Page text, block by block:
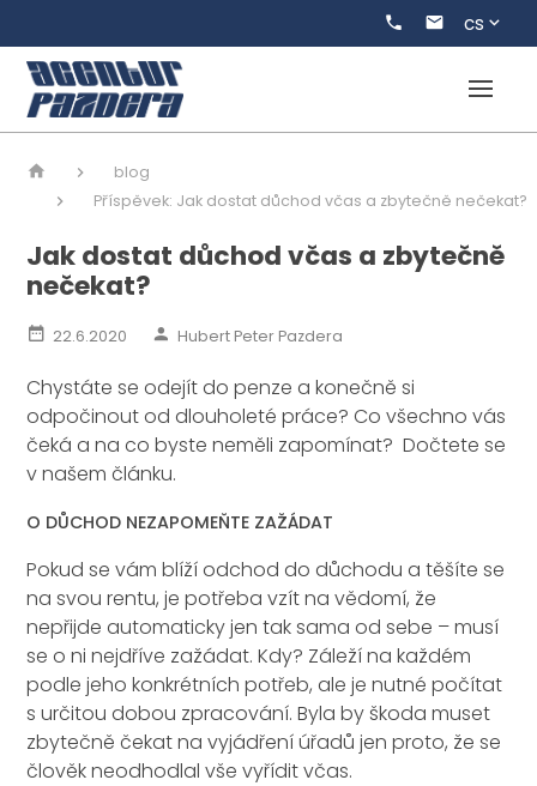
cs
blog
Příspěvek: Jak dostat důchod včas a zbytečně nečekat?
Jak dostat důchod včas a zbytečně
nečekat?
22.6.2020 Hubert Peter Pazdera
Chystáte se odejít do penze a konečně si
odpočinout od dlouholeté práce? Co všechno vás
čeká a na co byste neměli zapomínat? Dočtete se
v našem článku.
O DŮCHOD NEZAPOMEŇTE ZAŽÁDAT
Pokud se vám blíží odchod do důchodu a těšíte se
na svou rentu, je potřeba vzít na vědomí, že
nepřijde automaticky jen tak sama od sebe – musí
se o ni nejdříve zažádat. Kdy? Záleží na každém
podle jeho konkrétních potřeb, ale je nutné počítat
s určitou dobou zpracování. Byla by škoda muset
zbytečně čekat na vyjádření úřadů jen proto, že se
člověk neodhodlal vše vyřídit včas.